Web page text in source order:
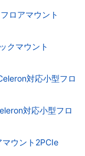
ロアマウント
クマウント
対応小型フロ
対応小型フロ
ウント2PCIe